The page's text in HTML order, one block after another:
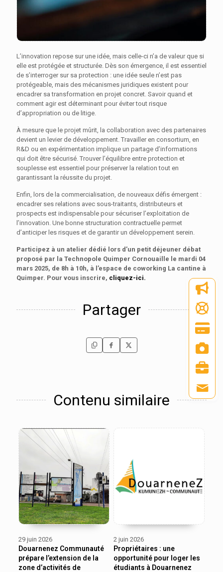
L’innovation repose sur une idée, mais celle-ci n’a de valeur que si
elle est protégée et structurée. Dès son émergence, il est essentiel
de s’interroger sur sa protection : une idée seule n’est pas
protégeable, mais des mécanismes juridiques existent pour
encadrer sa transformation en projet concret. Savoir quand et
comment agir est déterminant pour éviter tout risque
d’appropriation ou de litige.
À mesure que le projet mûrit, la collaboration avec des partenaires
devient un levier de développement. Travailler en consortium, en
R&D ou en expérimentation implique un partage d’informations
qui doit être sécurisé. Trouver l’équilibre entre protection et
souplesse est essentiel pour préserver la relation tout en
garantissant la réussite du projet.
Enfin, lors de la commercialisation, de nouveaux défis émergent :
encadrer ses relations avec sous-traitants, distributeurs et
prospects est indispensable pour sécuriser l’exploitation de
l’innovation. Une bonne structuration contractuelle permet
d’anticiper les risques et de garantir un développement serein.
Participez à un atelier dédié lors d’un petit déjeuner débat
proposé par la Technopole Quimper Cornouaille le mardi 04
mars 2025, de 8h à 10h, à l’espace de coworking La cantine à
Quimper. Pour vous inscrire, cliquez-ici.
Partager
Contenu similaire
29 juin 2026
Douarnenez Communauté
prépare l’extension de la
zone d’activités de
2 juin 2026
Propriétaires : une
opportunité pour loger les
étudiants à Douarnenez